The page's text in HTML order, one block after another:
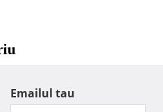
Emailul tau